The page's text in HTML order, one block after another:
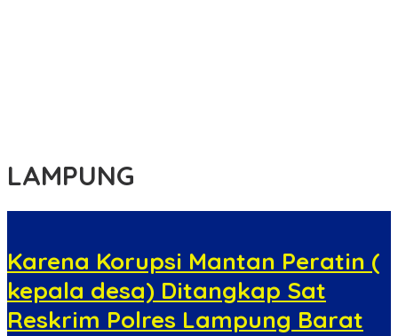
LAMPUNG
Karena Korupsi Mantan Peratin (
kepala desa) Ditangkap Sat
Reskrim Polres Lampung Barat